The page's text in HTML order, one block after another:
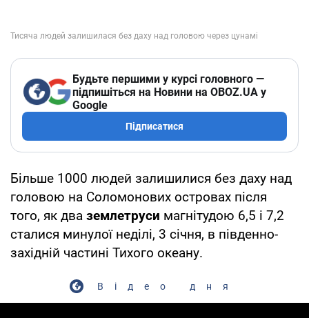
Будьте першими у курсі головного —
підпишіться на Новини на OBOZ.UA у
Google
Підписатися
Більше 1000 людей залишилися без даху над
головою на Соломонових островах після
того, як два землетруси магнітудою 6,5 і 7,2
сталися минулої неділі, 3 січня, в південно-
західній частині Тихого океану.
Відео дня